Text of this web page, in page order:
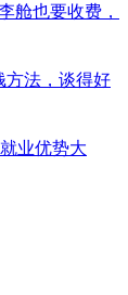
舱也要收费，
方法，谈得好
业优势大